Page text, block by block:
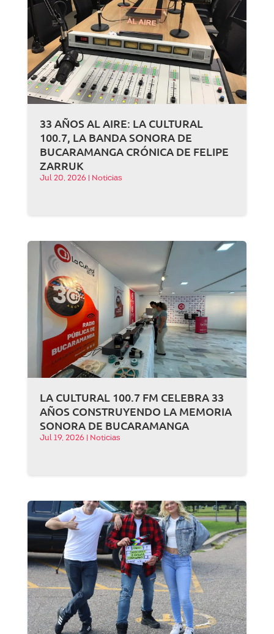
33 AÑOS AL AIRE: LA CULTURAL
100.7, LA BANDA SONORA DE
BUCARAMANGA CRÓNICA DE FELIPE
ZARRUK
Jul 20, 2026 Noticias
LA CULTURAL 100.7 FM CELEBRA 33
AÑOS CONSTRUYENDO LA MEMORIA
SONORA DE BUCARAMANGA
Jul 19, 2026 Noticias